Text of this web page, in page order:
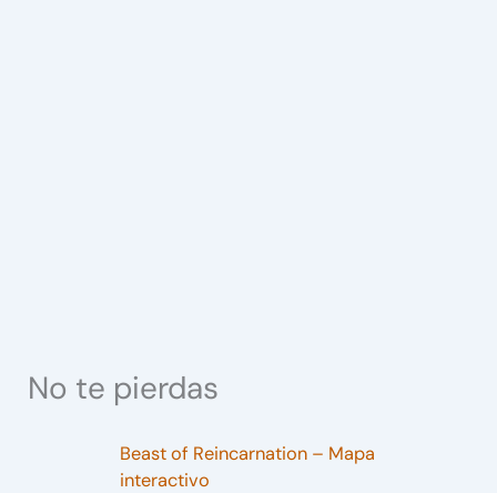
No te pierdas
Beast of Reincarnation – Mapa
interactivo